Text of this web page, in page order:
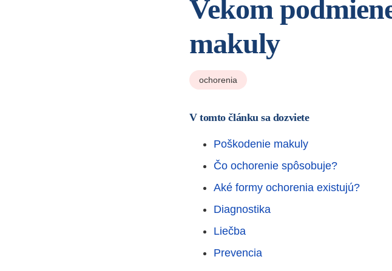
Vekom
makuly
ochorenia
V tomto článku sa dozviete
Poškodenie makuly
Čo ochorenie spôsobuje?
Aké formy ochorenia existujú?
Diagnostika
Liečba
Prevencia